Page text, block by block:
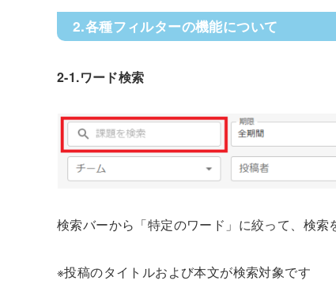
2.各種フィルターの機能について
2-1.ワード検索
検索バーから「特定のワード」に絞って、検索
※投稿のタイトルおよび本文が検索対象です